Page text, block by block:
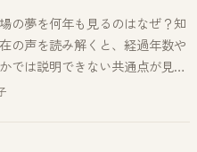
の夢を何年も見るのはなぜ？知
の声を読み解くと、経過年数や
では説明できない共通点が見え
が自分の体験と重ねながら綴